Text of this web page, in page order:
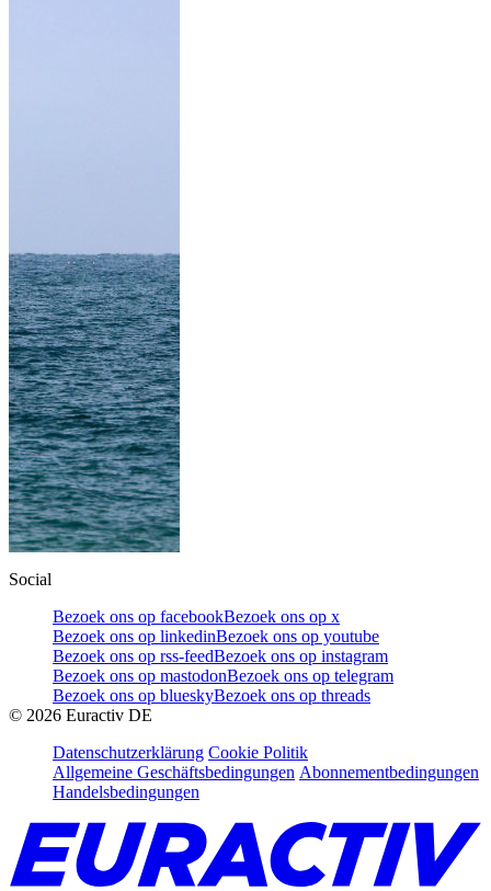
Social
Bezoek ons op facebookBezoek ons op x
Bezoek ons op linkedinBezoek ons op youtube
Bezoek ons op rss-feedBezoek ons op instagram
Bezoek ons op mastodonBezoek ons op telegram
Bezoek ons op blueskyBezoek ons op threads
© 2026 Euractiv DE
Datenschutzerklärung Cookie Politik
Allgemeine Geschäftsbedingungen Abonnementbedingungen
Handelsbedingungen